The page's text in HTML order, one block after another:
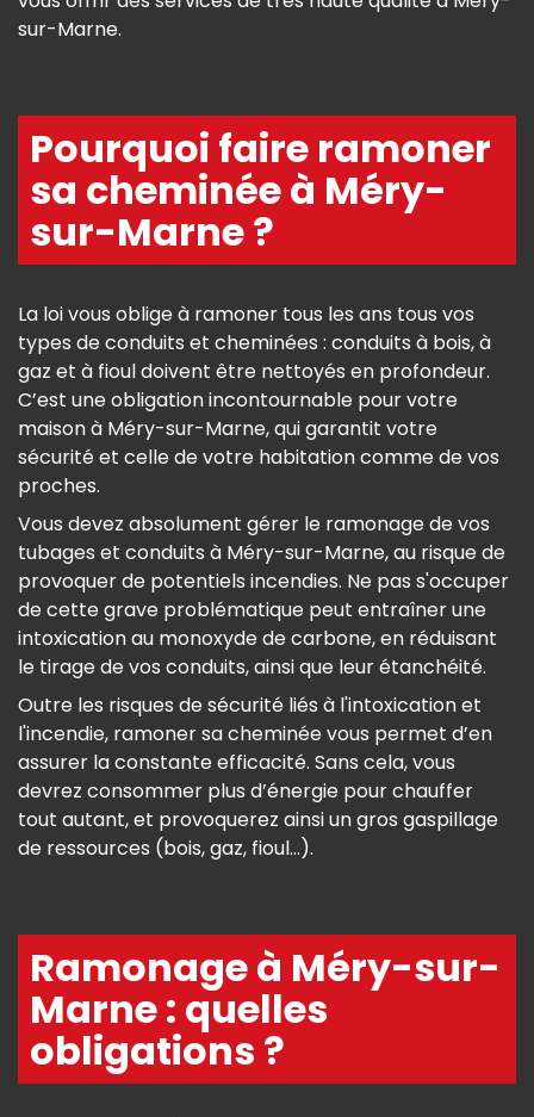
sur-Marne.
Pourquoi faire ramoner
sa cheminée à Méry-
sur-Marne ?
La loi vous oblige à ramoner tous les ans tous vos
types de conduits et cheminées : conduits à bois, à
gaz et à fioul doivent être nettoyés en profondeur.
C’est une obligation incontournable pour votre
maison à Méry-sur-Marne, qui garantit votre
sécurité et celle de votre habitation comme de vos
proches.
Vous devez absolument gérer le ramonage de vos
tubages et conduits à Méry-sur-Marne, au risque de
provoquer de potentiels incendies. Ne pas s'occuper
de cette grave problématique peut entraîner une
intoxication au monoxyde de carbone, en réduisant
le tirage de vos conduits, ainsi que leur étanchéité.
Outre les risques de sécurité liés à l'intoxication et
l'incendie, ramoner sa cheminée vous permet d’en
assurer la constante efficacité. Sans cela, vous
devrez consommer plus d’énergie pour chauffer
tout autant, et provoquerez ainsi un gros gaspillage
de ressources (bois, gaz, fioul...).
Ramonage à Méry-sur-
Marne : quelles
obligations ?